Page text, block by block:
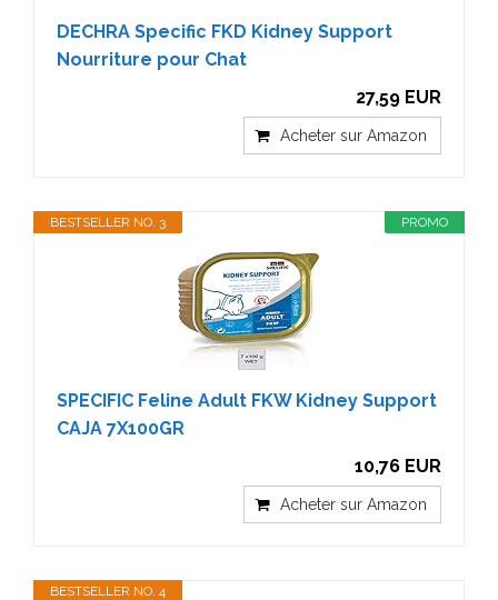
DECHRA Specific FKD Kidney Support
Nourriture pour Chat
27,59 EUR
Acheter sur Amazon
PROMO
BESTSELLER NO. 3
SPECIFIC Feline Adult FKW Kidney Support
CAJA 7X100GR
10,76 EUR
Acheter sur Amazon
BESTSELLER NO. 4